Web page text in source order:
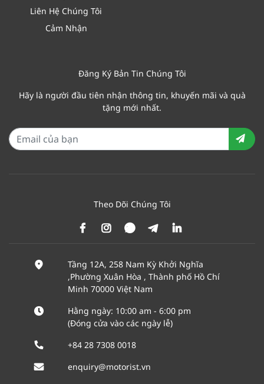
Liên Hệ Chúng Tôi
Cảm Nhận
Đăng Ký Bản Tin Chúng Tôi
Hãy là người đầu tiên nhận thông tin, khuyến mãi và quà
tặng mới nhất.
Theo Dõi Chúng Tôi
Tầng 12A, 258 Nam Kỳ Khởi Nghĩa
,Phường Xuân Hòa , Thành phố Hồ Chí
Minh 70000 Việt Nam
Hằng ngày: 10:00 am - 6:00 pm
(Đóng cửa vào các ngày lễ)
+84 28 7308 0018
enquiry@motorist.vn